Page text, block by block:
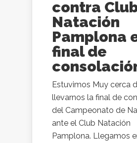
contra
Natación
Pamplona
final de
Estuvimos Muy cerca
llevarnos la final de
del Campeonato de
ante el Club Natación
Pamplona. Llegamos